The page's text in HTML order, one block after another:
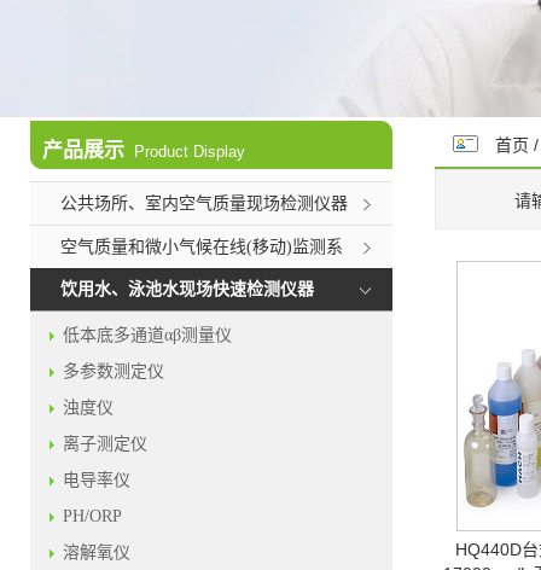
产品展示 Product Display
公共场所、室内空气质量现场检测仪器
空气质量和微小气候在线(移动)监测系
统
饮用水、泳池水现场快速检测仪器
低本底多通道αβ测量仪
多参数测定仪
浊度仪
离子测定仪
电导率仪
PH/ORP
溶解氧仪
首页
请
HQ440D